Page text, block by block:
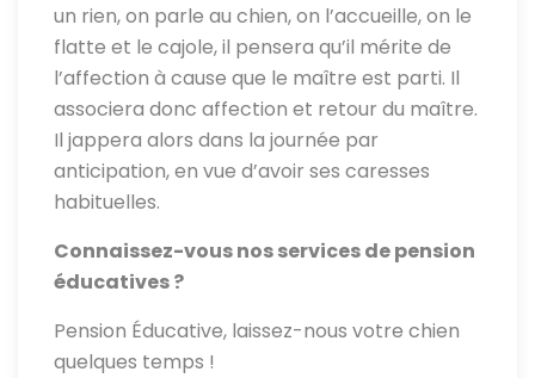
un rien, on parle au chien, on l’accueille, on le
flatte et le cajole, il pensera qu’il mérite de
l’affection à cause que le maître est parti. Il
associera donc affection et retour du maître.
Il jappera alors dans la journée par
anticipation, en vue d’avoir ses caresses
habituelles.
Connaissez-vous nos services de pension
éducatives ?
Pension Éducative, laissez-nous votre chien
quelques temps !